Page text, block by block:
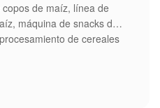
de maíz, línea de
máquina de snacks de
de cereales